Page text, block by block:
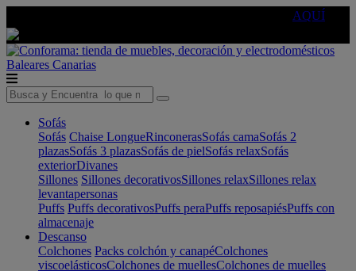
AQUÍ
Baleares Canarias
Sofás
Sofás Chaise LongueRinconerasSofás camaSofás 2
plazasSofás 3 plazasSofás de pielSofás relaxSofás
exteriorDivanes
Sillones Sillones decorativosSillones relaxSillones relax
levantapersonas
Puffs Puffs decorativosPuffs peraPuffs reposapiésPuffs con
almacenaje
Descanso
Colchones Packs colchón y canapéColchones
viscoelásticosColchones de muellesColchones de muelles